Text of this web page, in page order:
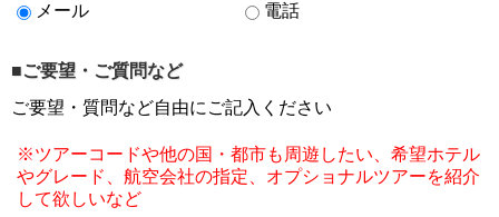
メール 電話
■ご要望・ご質問など
ご要望・質問など自由にご記入ください
※ツアーコードや他の国・都市も周遊したい、希望ホテル
やグレード、航空会社の指定、オプショナルツアーを紹介
して欲しいなど